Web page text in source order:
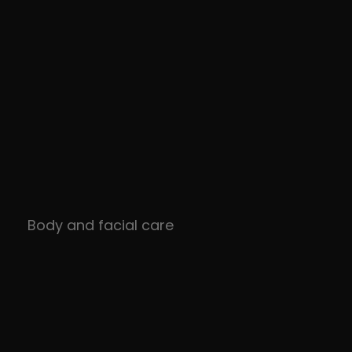
Body and facial care